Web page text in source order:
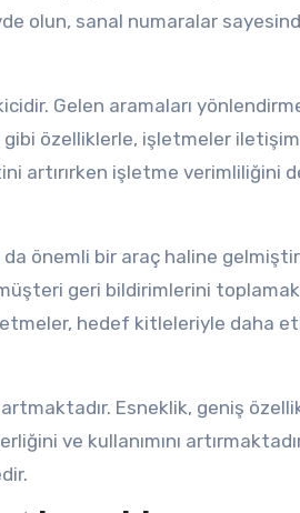
olun, sanal numaralar
Gelen aramaları
özelliklerle, işletmeler iletişim
artırırken işletme verimliliğini
da önemli bir araç haline
geri bildirimlerini
hedef kitleleriyle daha
Esneklik, geniş
ve kullanımını